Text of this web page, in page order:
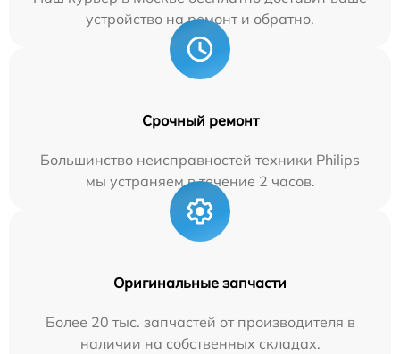
устройство на ремонт и обратно.
Срочный ремонт
Большинство неисправностей техники Philips
мы устраняем в течение 2 часов.
Оригинальные запчасти
Более 20 тыс. запчастей от производителя в
наличии на собственных складах.